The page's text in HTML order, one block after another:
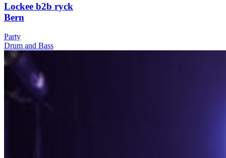
Lockee b2b ryck
Bern
Party
Drum and Bass